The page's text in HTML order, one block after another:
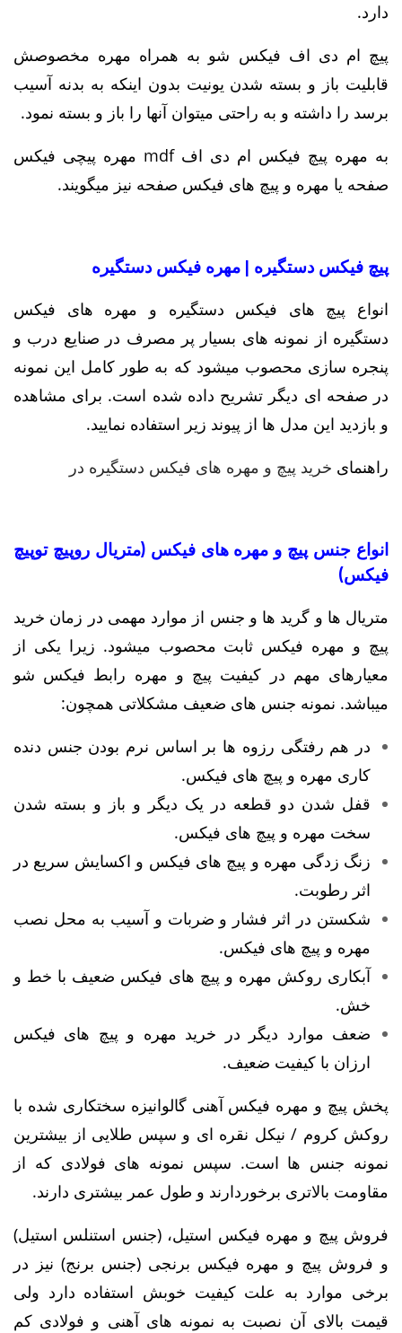
دارد.
پیچ ام دی اف فیکس شو به همراه مهره مخصوصش
قابلیت باز و بسته شدن یونیت بدون اینکه به بدنه آسیب
برسد را داشته و به راحتی میتوان آنها را باز و بسته نمود.
به مهره پیچ فیکس ام دی اف mdf مهره پیچی فیکس
صفحه یا مهره و پیچ های فیکس صفحه نیز میگویند.
پیچ فیکس دستگیره | مهره فیکس دستگیره
انواع پیچ های فیکس دستگیره و مهره های فیکس
دستگیره از نمونه های بسیار پر مصرف در صنایع درب و
پنجره سازی محصوب میشود که به طور کامل این نمونه
در صفحه ای دیگر تشریح داده شده است. برای مشاهده
و بازدید این مدل ها از پیوند زیر استفاده نمایید.
راهنمای خرید پیچ و مهره های فیکس دستگیره در
انواع جنس پیچ و مهره های فیکس (متریال روپیچ توپیچ
فیکس)
متریال ها و گرید ها و جنس از موارد مهمی در زمان خرید
پیچ و مهره فیکس ثابت محصوب میشود. زیرا یکی از
معیارهای مهم در کیفیت پیچ و مهره رابط فیکس شو
میباشد. نمونه جنس های ضعیف مشکلاتی همچون:
در هم رفتگی رزوه ها بر اساس نرم بودن جنس دنده
کاری مهره و پیچ های فیکس.
قفل شدن دو قطعه در یک دیگر و باز و بسته شدن
سخت مهره و پیچ های فیکس.
زنگ زدگی مهره و پیچ های فیکس و اکسایش سریع در
اثر رطوبت.
شکستن در اثر فشار و ضربات و آسیب به محل نصب
مهره و پیچ های فیکس.
آبکاری روکش مهره و پیچ های فیکس ضعیف با خط و
خش.
ضعف موارد دیگر در خرید مهره و پیچ های فیکس
ارزان با کیفیت ضعیف.
پخش پیچ و مهره فیکس آهنی گالوانیزه سختکاری شده با
روکش کروم / نیکل نقره ای و سپس طلایی از بیشترین
نمونه جنس ها است. سپس نمونه های فولادی که از
مقاومت بالاتری برخوردارند و طول عمر بیشتری دارند.
فروش پیچ و مهره فیکس استیل، (جنس استنلس استیل)
و فروش پیچ و مهره فیکس برنجی (جنس برنج) نیز در
برخی موارد به علت کیفیت خوبش استفاده دارد ولی
قیمت بالای آن نصبت به نمونه های آهنی و فولادی کم